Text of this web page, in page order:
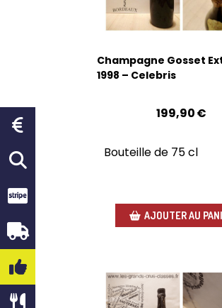
Champagne Gosset
1998 – Celebris
199,90€
Bouteille de 75 cl
AJOUTER AU